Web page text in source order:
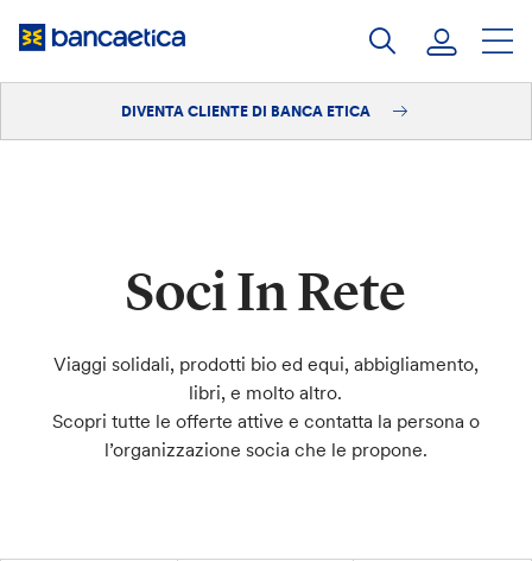
DIVENTA CLIENTE DI BANCA ETICA
Soci In Rete
Viaggi solidali, prodotti bio ed equi, abbigliamento,
libri, e molto altro.
Scopri tutte le offerte attive e contatta la persona o
l’organizzazione socia che le propone.